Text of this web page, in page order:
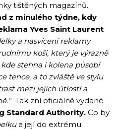
tištěných magazínů.
z minulého týdne, kdy
Yves Saint Laurent
a nasvícení reklamy
koši, který je výrazně
stehna i kolena působí
tence, a to zvláště ve stylu
mezi jejich útlostí a
Tak zní oficiálně vydané
Standard Authority. Co by
a její do extrému